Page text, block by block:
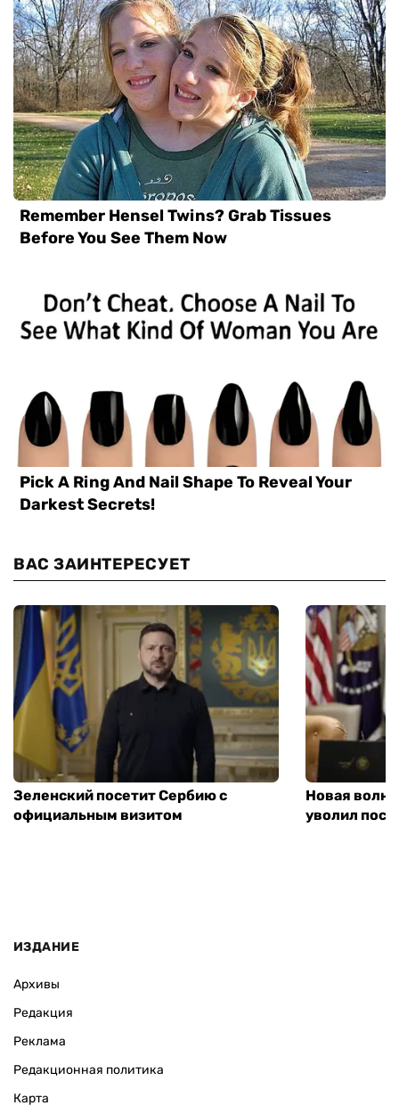
ВАС ЗАИНТЕРЕСУЕТ
Зеленский посетит Сербию с
официальным визитом
Новая
уволил
ИЗДАНИЕ
Архивы
Редакция
Реклама
Редакционная политика
Карта